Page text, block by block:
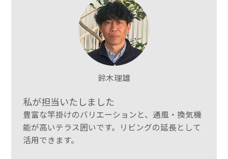
鈴木理雄
私が担当いたしました
豊富な竿掛けのバリエーションと、通風・換気機
能が高いテラス囲いです。リビングの延長として
活用できます。